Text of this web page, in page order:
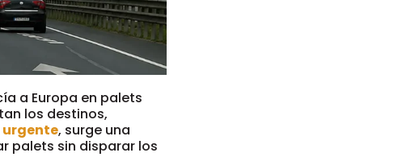
a Europa en palets
los destinos,
, surge una
palets sin disparar los